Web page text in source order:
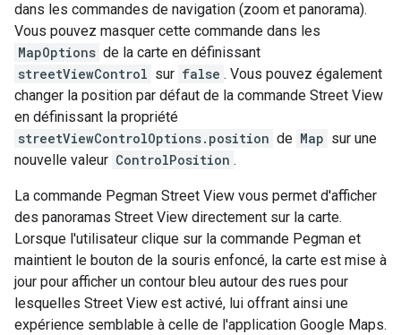
dans les commandes de navigation (zoom et panorama).
Vous pouvez masquer cette commande dans les
MapOptions de la carte en définissant
streetViewControl sur false . Vous pouvez également
changer la position par défaut de la commande Street View
en définissant la propriété
streetViewControlOptions.position de Map sur une
nouvelle valeur ControlPosition .
La commande Pegman Street View vous permet d'afficher
des panoramas Street View directement sur la carte.
Lorsque l'utilisateur clique sur la commande Pegman et
maintient le bouton de la souris enfoncé, la carte est mise à
jour pour afficher un contour bleu autour des rues pour
lesquelles Street View est activé, lui offrant ainsi une
expérience semblable à celle de l'application Google Maps.